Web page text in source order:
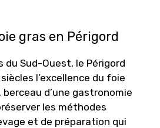
gras en Périgord
Sud-Ouest, le Périgord
l’excellence du foie
d’une gastronomie
les méthodes
et de préparation qui